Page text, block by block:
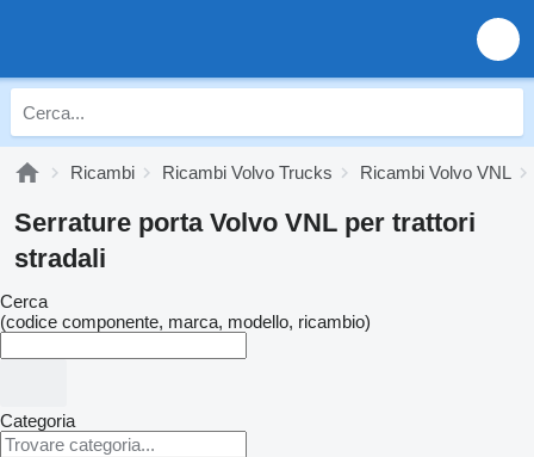
Ricambi Ricambi Volvo Trucks Ricambi Volvo VNL
Serrature porta Volvo VNL per trattori
stradali
Cerca
(codice componente, marca, modello, ricambio)
Categoria